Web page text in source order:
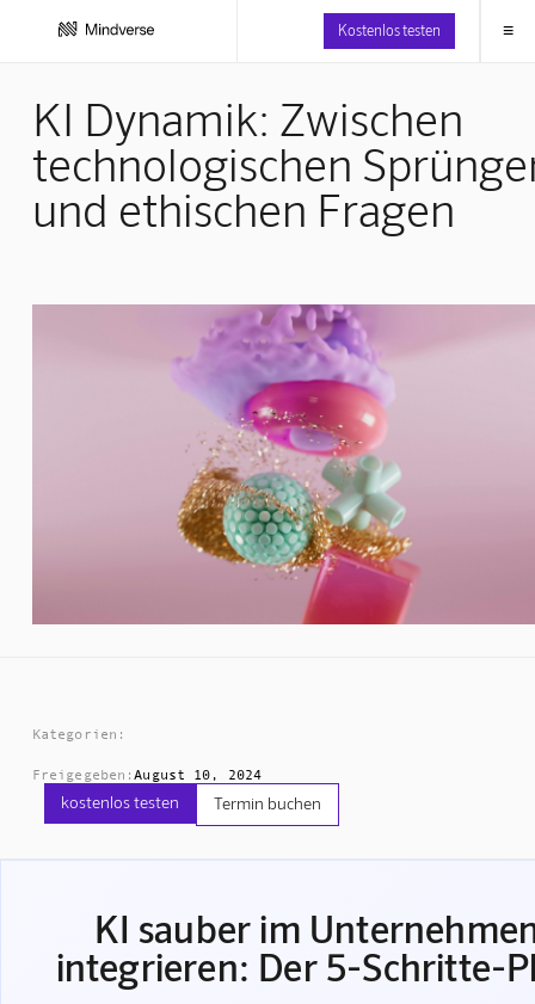
Kostenlos testen ≡
KI Dynamik: Zwischen
technologischen
und ethischen Fragen
Kategorien:
Freigegeben:August 10, 2024
kostenlos testen Termin buchen
KI sauber im
integrieren: Der 5-Schritte-